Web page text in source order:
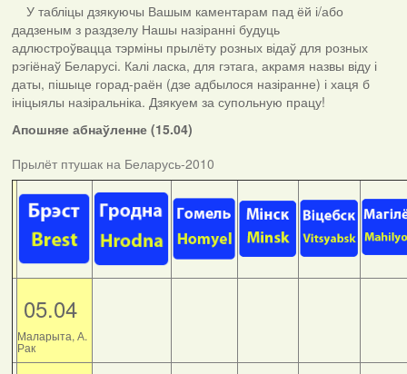
У табліцы дзякуючы Вашым каментарам пад ёй і/або
дадзеным з раздзелу Нашы назіранні будуць
адлюстроўвацца тэрміны прылёту розных відаў для розных
рэгіёнаў Беларусі. Калі ласка, для гэтага, акрамя назвы віду і
даты, пішыце горад-раён (дзе адбылося назіранне) і хаця б
ініцыялы назіральніка. Дзякуем за супольную працу!
Апошняе абнаўленне (15.04)
Прылёт птушак на Беларусь-2010
05.04
Маларыта, А.
Рак